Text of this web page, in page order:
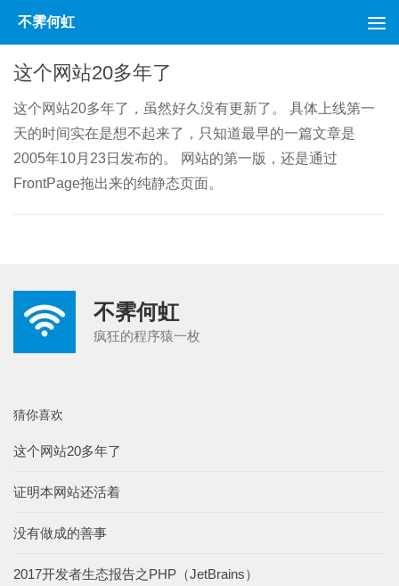
跳至内容
不霁何虹
这个网站20多年了
这个网站20多年了，虽然好久没有更新了。 具体上线第一
天的时间实在是想不起来了，只知道最早的一篇文章是
2005年10月23日发布的。 网站的第一版，还是通过
FrontPage拖出来的纯静态页面。
不霁何虹
疯狂的程序猿一枚
猜你喜欢
这个网站20多年了
证明本网站还活着
没有做成的善事
2017开发者生态报告之PHP（JetBrains）